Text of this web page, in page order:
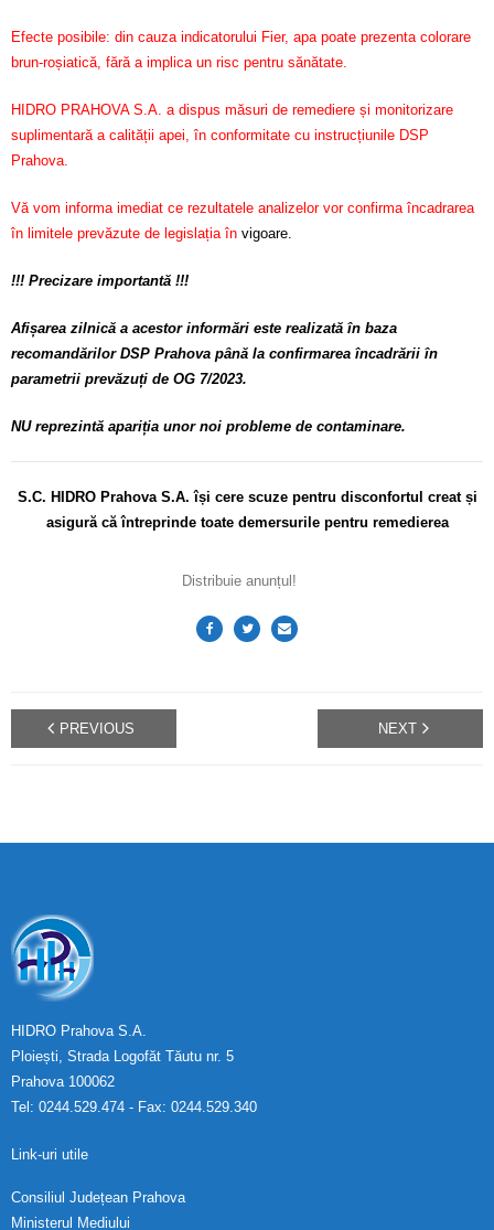
Efecte posibile: din cauza indicatorului Fier, apa poate prezenta colorare
brun-roșiatică, fără a implica un risc pentru sănătate.
HIDRO PRAHOVA S.A. a dispus măsuri de remediere și monitorizare
suplimentară a calității apei, în conformitate cu instrucțiunile DSP
Prahova.
Vă vom informa imediat ce rezultatele analizelor vor confirma încadrarea
în limitele prevăzute de legislația în vigoare.
!!! Precizare importantă !!!
Afișarea zilnică a acestor informări este realizată în baza
recomandărilor DSP Prahova până la confirmarea încadrării în
parametrii prevăzuți de OG 7/2023.
NU reprezintă apariția unor noi probleme de contaminare.
S.C. HIDRO Prahova S.A. își cere scuze pentru disconfortul creat și
asigură că întreprinde toate demersurile pentru remedierea
Distribuie anunțul!
PREVIOUS NEXT
HIDRO Prahova S.A.
Ploiești, Strada Logofăt Tăutu nr. 5
Prahova 100062
Tel: 0244.529.474 - Fax: 0244.529.340
Link-uri utile
Consiliul Județean Prahova
Ministerul Mediului